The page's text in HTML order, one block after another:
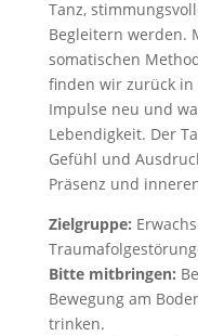
Tanz,
Begleitern werden.
somatischen
finden wir zurück in
Impulse neu und
Lebendigkeit. Der
Gefühl und
Präsenz und
Zielgruppe:
Bitte mitbringen:
Bewegung am
trinken.